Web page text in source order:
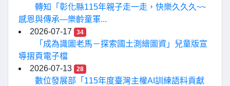
轉知「彰化縣115年親子走一走，快樂久久久~~
感恩與傳承—樂齡童軍...
2026-07-17
34
「成為識圖老馬－探索國土測繪圖資」兒童版宣
導摺頁電子檔
2026-07-13
28
數位發展部「115年度臺灣主權AI訓練語料貢獻